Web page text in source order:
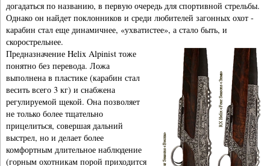
догадаться по названию, в первую очередь для спортивной стрельбы.
Однако он найдет поклонников и среди любителей загонных охот -
карабин стал еще динамичнее, «ухватистее», а стало быть, и
скорострельнее.
Предназначение Helix Alpinist тоже
понятно без перевода. Ложа
выполнена в пластике (карабин стал
весить всего 3 кг) и снабжена
регулируемой щекой. Она позволяет
не только более тщательно
прицелиться, совершая дальний
выстрел, но и делает более
комфортным длительное наблюдение
(горным охотникам порой приходится